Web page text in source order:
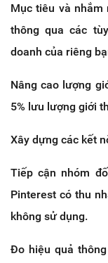
Mục tiêu và nhắm
thông qua các
doanh của riêng
Nâng cao lượng
5% lưu lượng giới
Xây dựng các kết
Tiếp cận nhóm
Pinterest có thu
không sử dụng.
Đo hiệu quả